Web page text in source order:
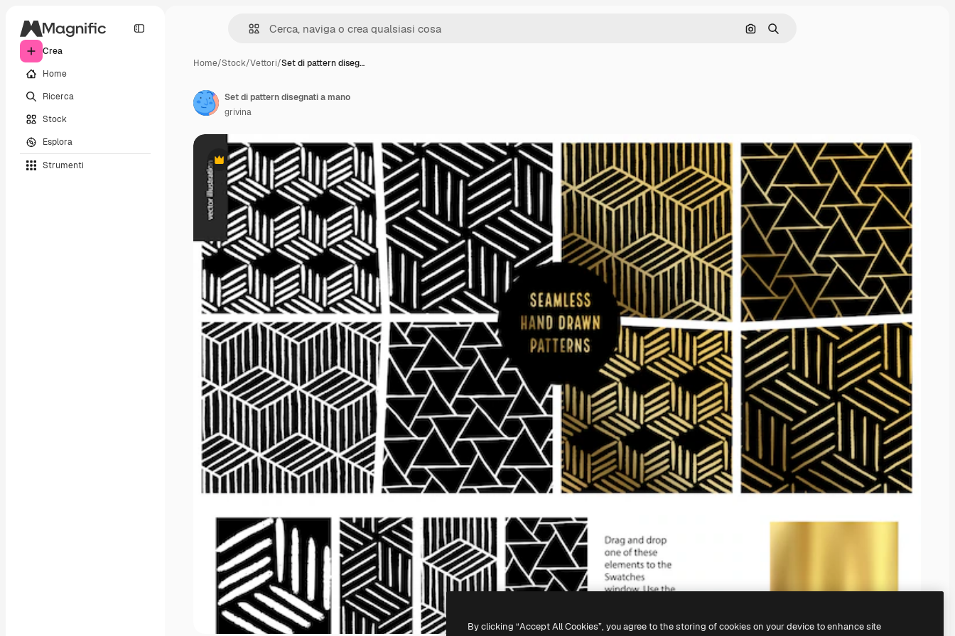
Crea
Home
Ricerca
Stock
Esplora
Strumenti
Cerca per immagine
Ricerca
Home/Stock/Vettori/Set di pattern diseg…
Premium
Set di pattern disegnati a mano
grivina
By clicking “Accept All Cookies”, you agree to the storing of cookies on your device to enhance site